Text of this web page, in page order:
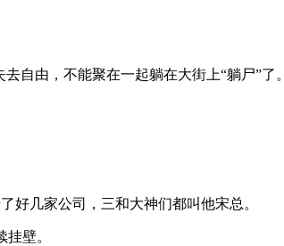
自由，不能聚在一起躺在大街上“躺尸”了。
好几家公司，三和大神们都叫他宋总。
壁。